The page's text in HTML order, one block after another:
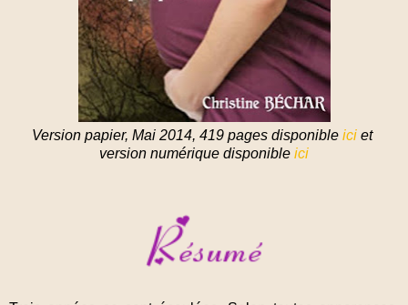
Version papier, Mai 2014, 419 pages disponible ici et
version numérique disponible ici